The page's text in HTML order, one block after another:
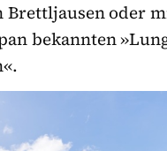
Brettljausen oder
bekannten